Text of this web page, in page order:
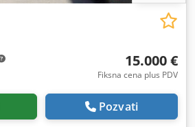
15.000 €
Fiksna cena plus PDV
Pozvati